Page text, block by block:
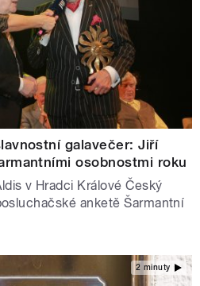
galavečer: Jiří
osobnostmi roku
v Hradci Králové Český
anketě Šarmantní
2 minuty